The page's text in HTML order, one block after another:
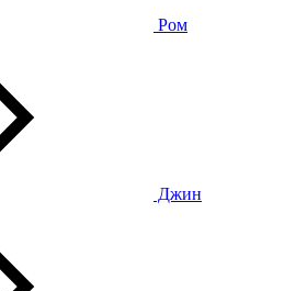
Ром
Джин